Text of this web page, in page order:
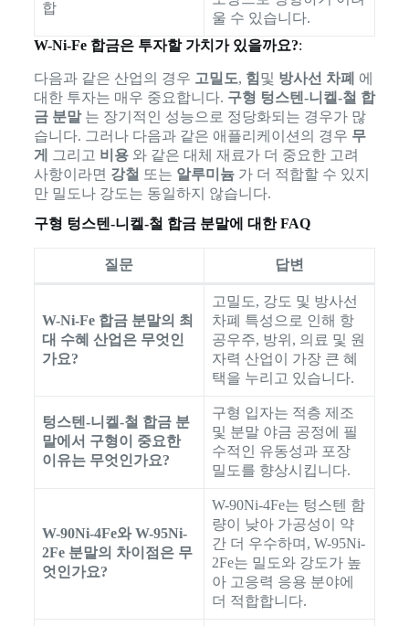
합
울 수 있습니다.
W-Ni-Fe 합금은 투자할 가치가 있을까요?:
다음과 같은 산업의 경우 고밀도, 힘 및 방사선 차폐
에
대한 투자는 매우 중요합니다. 구형 텅스텐-니켈-철 합
금 분말는 장기적인 성능으로 정당화되는 경우가 많
습니다. 그러나 다음과 같은 애플리케이션의 경우 무
게
그리고 비용와 같은 대체 재료가 더 중요한 고려
사항이라면 강철 또는 알루미늄가 더 적합할 수 있지
만 밀도나 강도는 동일하지 않습니다.
구형 텅스텐-니켈-철 합금 분말에 대한 FAQ
질문 답변
W-Ni-Fe 합금 분말의 최
대 수혜 산업은 무엇인
가요?
고밀도, 강도 및 방사선
차폐 특성으로 인해 항
공우주, 방위, 의료 및 원
자력 산업이 가장 큰 혜
택을 누리고 있습니다.
텅스텐-니켈-철 합금 분
말에서 구형이 중요한
이유는 무엇인가요?
구형 입자는 적층 제조
및 분말 야금 공정에 필
수적인 유동성과 포장
밀도를 향상시킵니다.
W-90Ni-4Fe와 W-95Ni-
2Fe 분말의 차이점은 무
엇인가요?
W-90Ni-4Fe는 텅스텐 함
량이 낮아 가공성이 약
간 더 우수하며, W-95Ni-
2Fe는 밀도와 강도가 높
아 고응력 응용 분야에
더 적합합니다.